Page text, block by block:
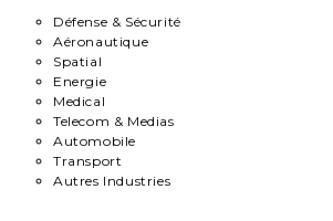
Défense & Sécurité
Aéronautique
Spatial
Energie
Medical
Telecom & Medias
Automobile
Transport
Autres Industries